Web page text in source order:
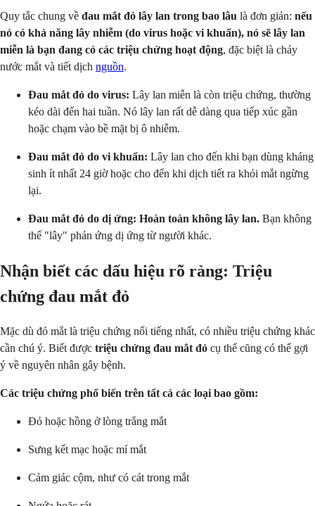
Quy tắc chung về đau mắt đỏ lây lan trong bao lâu là đơn giản: nếu
nó có khả năng lây nhiễm (do virus hoặc vi khuẩn), nó sẽ lây lan
miễn là bạn đang có các triệu chứng hoạt động, đặc biệt là chảy
nước mắt và tiết dịch nguồn.
Đau mắt đỏ do virus: Lây lan miễn là còn triệu chứng, thường
kéo dài đến hai tuần. Nó lây lan rất dễ dàng qua tiếp xúc gần
hoặc chạm vào bề mặt bị ô nhiễm.
Đau mắt đỏ do vi khuẩn: Lây lan cho đến khi bạn dùng kháng
sinh ít nhất 24 giờ hoặc cho đến khi dịch tiết ra khỏi mắt ngừng
lại.
Đau mắt đỏ do dị ứng: Hoàn toàn không lây lan. Bạn không
thể "lây" phản ứng dị ứng từ người khác.
Nhận biết các dấu hiệu rõ ràng: Triệu
chứng đau mắt đỏ
Mặc dù đỏ mắt là triệu chứng nổi tiếng nhất, có nhiều triệu chứng khác
cần chú ý. Biết được triệu chứng đau mắt đỏ cụ thể cũng có thể gợi
ý về nguyên nhân gây bệnh.
Các triệu chứng phổ biến trên tất cả các loại bao gồm:
Đỏ hoặc hồng ở lòng trắng mắt
Sưng kết mạc hoặc mí mắt
Cảm giác cộm, như có cát trong mắt